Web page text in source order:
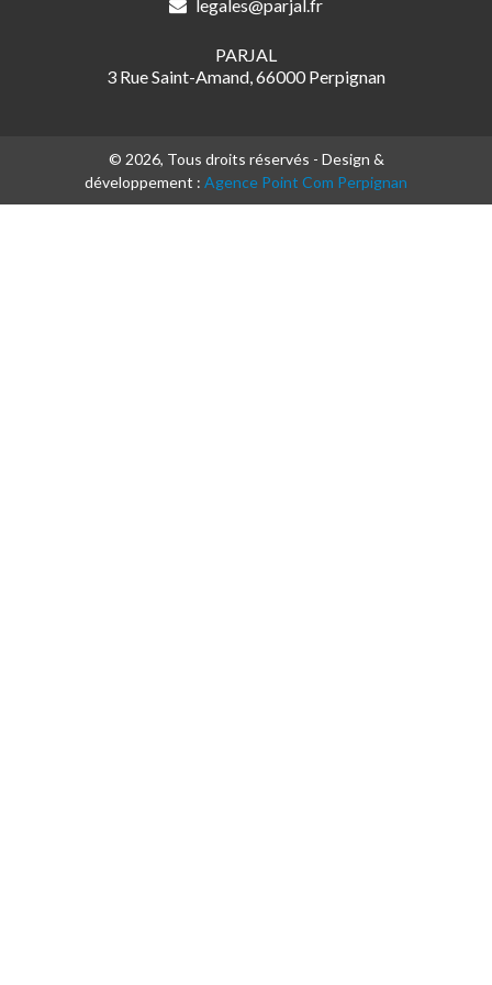
legales@parjal.fr
PARJAL
3 Rue Saint-Amand, 66000 Perpignan
© 2026, Tous droits réservés - Design &
développement : Agence Point Com Perpignan